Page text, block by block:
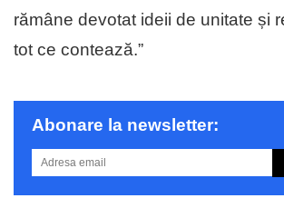
rămâne devotat ideii de unitate și
tot ce contează.”
Abonare la newsletter: